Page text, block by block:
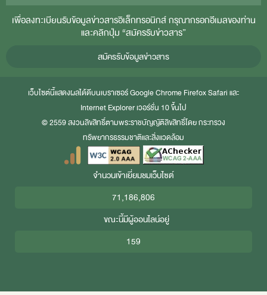
เพื่อลงทะเบียนรับข้อมูลข่าวสารอิเล็กทรอนิกส์ กรุณากรอกอีเมลของท่าน
และคลิกปุ่ม “สมัครรับข่าวสาร”
สมัครรับข้อมูลข่าวสาร
เว็บไซต์นี้แสดงผลได้ดีบนเบราเซอร์Google Chrome FirefoxSafari และ
Internet Explorer เวอร์ชั่น 10 ขึ้นไป
© 2559 สงวนลิขสิทธิ์ตามพระราชบัญญัติลิขสิทธิ์โดย กระทรวง
ทรัพยากรธรรมชาติและสิ่งแวดล้อม
จำนวนเข้าเยี่ยมชมเว็บไซต์
71,186,806
ขณะนี้มีผู้ออนไลน์อยู่
159